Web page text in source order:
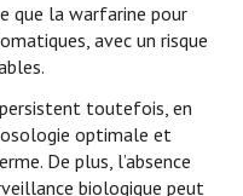
que la warfarine pour
avec un risque
toutefois, en
optimale et
De plus, l’absence
biologique peut